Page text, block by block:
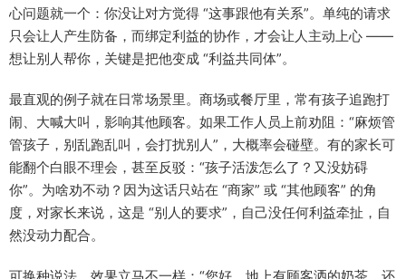
心问题就一个：你没让对方觉得 “这事跟他有关系”。单纯的请求
只会让人产生防备，而绑定利益的协作，才会让人主动上心 ——
想让别人帮你，关键是把他变成 “利益共同体”。​
最直观的例子就在日常场景里。商场或餐厅里，常有孩子追跑打
闹、大喊大叫，影响其他顾客。如果工作人员上前劝阻：“麻烦管
管孩子，别乱跑乱叫，会打扰别人”，大概率会碰壁。有的家长可
能翻个白眼不理会，甚至反驳：“孩子活泼怎么了？又没妨碍
你”。为啥劝不动？因为这话只站在 “商家” 或 “其他顾客” 的角
度，对家长来说，这是 “别人的要求”，自己没任何利益牵扯，自
然没动力配合。​